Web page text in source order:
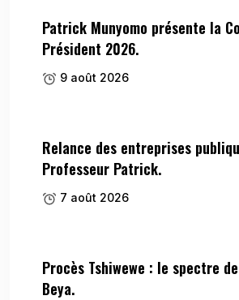
Patrick Munyomo présente la
Président 2026.
9 août 2026
Relance des entreprises
Professeur Patrick.
7 août 2026
Procès Tshiwewe : le spectre
Beya.